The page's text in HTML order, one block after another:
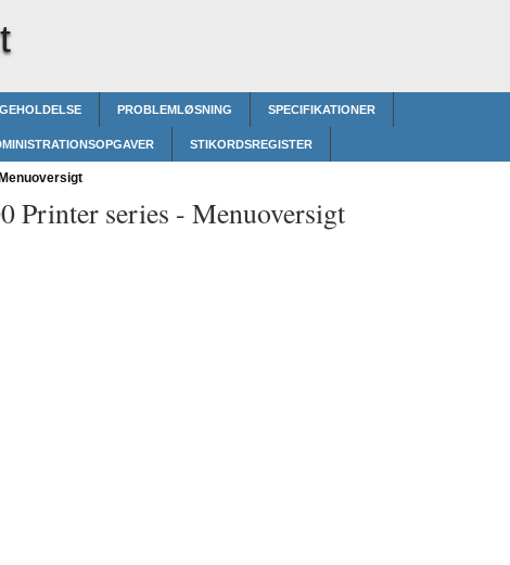
PROBLEMLØSNING SPECIFIKATIONER
STIKORDSREGISTER
Menuoversigt
Printer series - Menuoversigt